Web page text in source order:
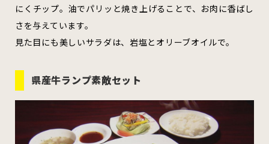
むつ市 十和田市 三沢市
八戸市
すべてのエリアをみる
にくチップ。油でパリッと焼き上げることで、お肉に香ばし
さを与えています。
見た目にも美しいサラダは、岩塩とオリーブオイルで。
県産牛ランプ素敵セット